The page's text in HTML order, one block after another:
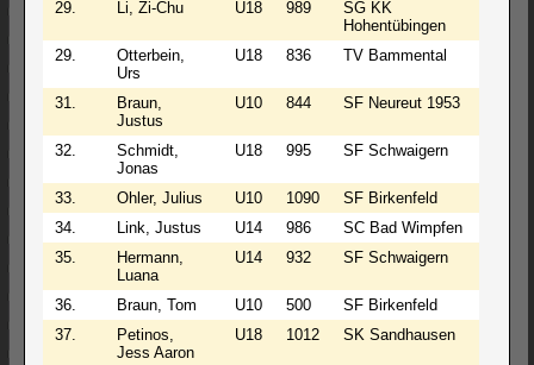
29. Li, Zi-Chu U18 989
SG KK
Hohentübingen
29.
Otterbein,
Urs
U18 836 TV Bammental
31.
Braun,
Justus
U10 844 SF Neureut 1953
32.
Schmidt,
Jonas
U18 995 SF Schwaigern
33. Ohler, Julius U10 1090 SF Birkenfeld
34.
Link, Justus U14 986 SC Bad Wimpfen
35.
Hermann,
Luana
U14 932 SF Schwaigern
36. Braun, Tom U10 500 SF Birkenfeld
37.
Petinos,
Jess Aaron
U18 1012 SK Sandhausen